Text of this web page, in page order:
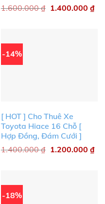
1.600.000₫ 1.400.000 ₫
-14%
[ HOT ] Cho Thuê Xe
Toyota Hiace 16 Chỗ [
Hợp Đồng, Đám Cưới ]
1.400.000₫ 1.200.000 ₫
-18%